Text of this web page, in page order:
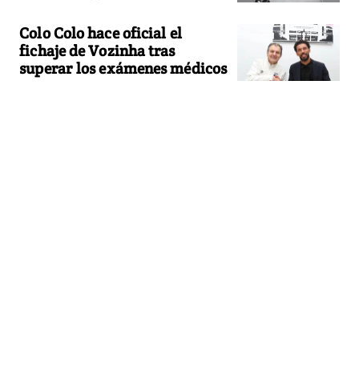
Colo Colo hace oficial el
fichaje de Vozinha tras
superar los exámenes médicos